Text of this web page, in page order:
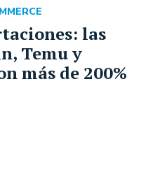
las
Temu y
más de 200%